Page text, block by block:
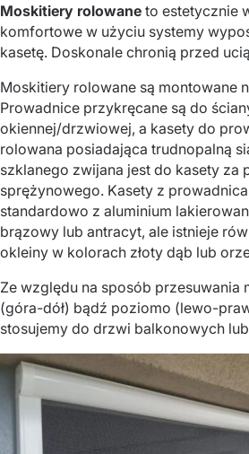
Moskitiery rolowane to estetycznie
komfortowe w użyciu systemy
kasetę. Doskonale chronią przed
Moskitiery rolowane są montowane
Prowadnice przykręcane są do
okiennej/drzwiowej, a kasety do
rolowana posiadająca trudnopalną
szklanego zwijana jest do kasety za
sprężynowego. Kasety z
standardowo z aluminium
brązowy lub antracyt, ale istnieje
okleiny w kolorach złoty dąb lub
Ze względu na sposób przesuwania
(góra-dół) bądź poziomo (lewo-
stosujemy do drzwi balkonowych